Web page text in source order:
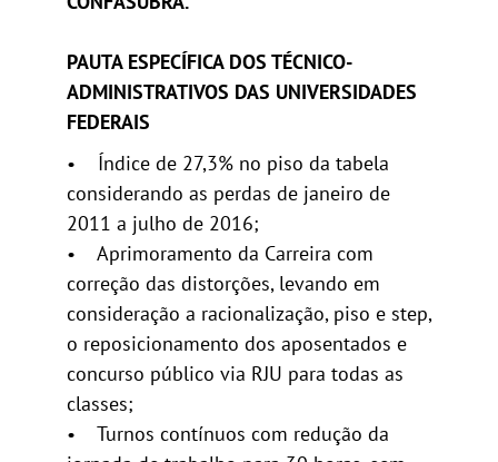
PAUTA ESPECÍFICA DOS TÉCNICO-
ADMINISTRATIVOS DAS UNIVERSIDADES
FEDERAIS
• Índice de 27,3% no piso da tabela
considerando as perdas de janeiro de
2011 a julho de 2016;
• Aprimoramento da Carreira com
correção das distorções, levando em
consideração a racionalização, piso e step,
o reposicionamento dos aposentados e
concurso público via RJU para todas as
classes;
• Turnos contínuos com redução da